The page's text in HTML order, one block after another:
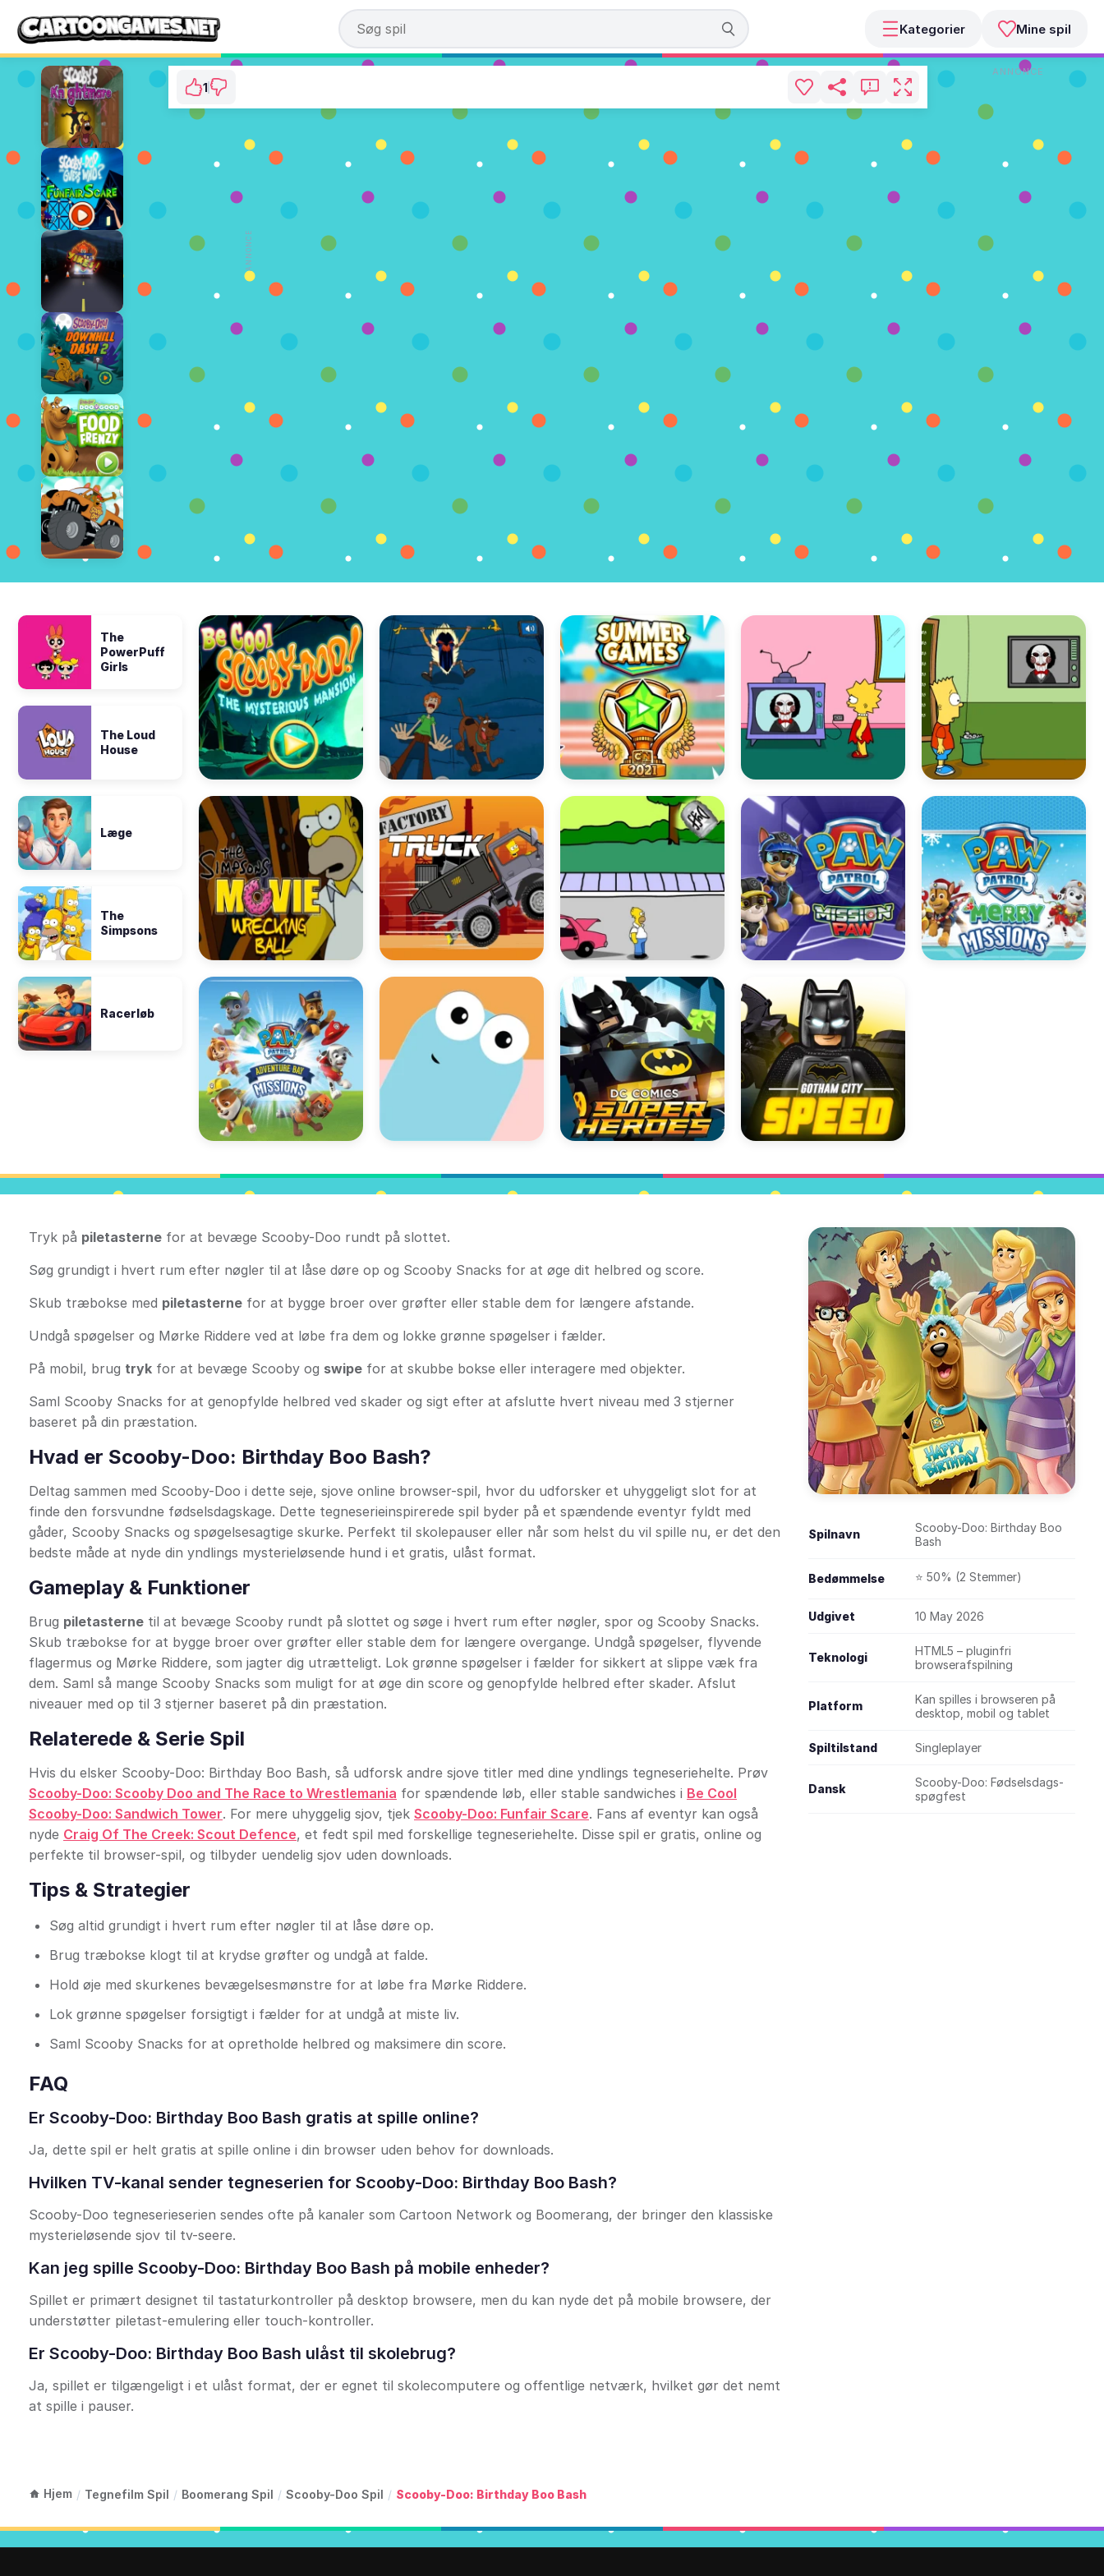
Kategorier Mine spil
⭐ 50% (2 Stemmer)
SPIL NU
1
ANNONCE
ANNONCE
The
PowerPuff
Girls
The Loud
House
Læge
The
Simpsons
Racerløb
Tryk på piletasterne for at bevæge Scooby-Doo rundt på slottet.
Søg grundigt i hvert rum efter nøgler til at låse døre op og Scooby Snacks for at øge dit helbred og score.
Skub træbokse med piletasterne for at bygge broer over grøfter eller stable dem for længere afstande.
Undgå spøgelser og Mørke Riddere ved at løbe fra dem og lokke grønne spøgelser i fælder.
På mobil, brug tryk for at bevæge Scooby og swipe for at skubbe bokse eller interagere med objekter.
Saml Scooby Snacks for at genopfylde helbred ved skader og sigt efter at afslutte hvert niveau med 3 stjerner
baseret på din præstation.
Hvad er Scooby-Doo: Birthday Boo Bash?
Deltag sammen med Scooby-Doo i dette seje, sjove online browser-spil, hvor du udforsker et uhyggeligt slot for at
finde den forsvundne fødselsdagskage. Dette tegneserieinspirerede spil byder på et spændende eventyr fyldt med
gåder, Scooby Snacks og spøgelsesagtige skurke. Perfekt til skolepauser eller når som helst du vil spille nu, er det den
bedste måde at nyde din yndlings mysterieløsende hund i et gratis, ulåst format.
Gameplay & Funktioner
Brug piletasterne til at bevæge Scooby rundt på slottet og søge i hvert rum efter nøgler, spor og Scooby Snacks.
Skub træbokse for at bygge broer over grøfter eller stable dem for længere overgange. Undgå spøgelser, flyvende
flagermus og Mørke Riddere, som jagter dig utrætteligt. Lok grønne spøgelser i fælder for sikkert at slippe væk fra
dem. Saml så mange Scooby Snacks som muligt for at øge din score og genopfylde helbred efter skader. Afslut
niveauer med op til 3 stjerner baseret på din præstation.
Relaterede & Serie Spil
Hvis du elsker Scooby-Doo: Birthday Boo Bash, så udforsk andre sjove titler med dine yndlings tegneseriehelte. Prøv
Scooby-Doo: Scooby Doo and The Race to Wrestlemania for spændende løb, eller stable sandwiches i Be Cool
Scooby-Doo: Sandwich Tower. For mere uhyggelig sjov, tjek Scooby-Doo: Funfair Scare. Fans af eventyr kan også
nyde Craig Of The Creek: Scout Defence, et fedt spil med forskellige tegneseriehelte. Disse spil er gratis, online og
perfekte til browser-spil, og tilbyder uendelig sjov uden downloads.
Tips & Strategier
Søg altid grundigt i hvert rum efter nøgler til at låse døre op.
Brug træbokse klogt til at krydse grøfter og undgå at falde.
Hold øje med skurkenes bevægelsesmønstre for at løbe fra Mørke Riddere.
Lok grønne spøgelser forsigtigt i fælder for at undgå at miste liv.
Saml Scooby Snacks for at opretholde helbred og maksimere din score.
FAQ
Er Scooby-Doo: Birthday Boo Bash gratis at spille online?
Ja, dette spil er helt gratis at spille online i din browser uden behov for downloads.
Hvilken TV-kanal sender tegneserien for Scooby-Doo: Birthday Boo Bash?
Scooby-Doo tegneserieserien sendes ofte på kanaler som Cartoon Network og Boomerang, der bringer den klassiske
mysterieløsende sjov til tv-seere.
Kan jeg spille Scooby-Doo: Birthday Boo Bash på mobile enheder?
Spillet er primært designet til tastaturkontroller på desktop browsere, men du kan nyde det på mobile browsere, der
understøtter piletast-emulering eller touch-kontroller.
Er Scooby-Doo: Birthday Boo Bash ulåst til skolebrug?
Ja, spillet er tilgængeligt i et ulåst format, der er egnet til skolecomputere og offentlige netværk, hvilket gør det nemt
at spille i pauser.
Spilnavn
Scooby-Doo: Birthday Boo
Bash
Bedømmelse ⭐ 50% (2 Stemmer)
Udgivet 10 May 2026
Teknologi
HTML5 – pluginfri
browserafspilning
Platform
Kan spilles i browseren på
desktop, mobil og tablet
Spiltilstand Singleplayer
Dansk
Scooby-Doo: Fødselsdags-
spøgfest
Hjem / Tegnefilm Spil / Boomerang Spil / Scooby-Doo Spil / Scooby-Doo: Birthday Boo Bash